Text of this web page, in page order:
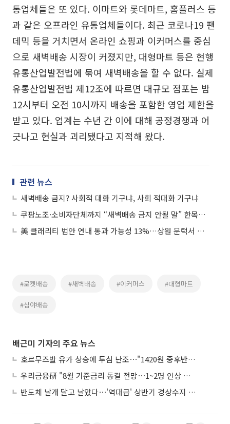
통업체들은 또 있다. 이마트와 롯데마트, 홈플러스 등
과 같은 오프라인 유통업체들이다. 최근 코로나19 팬
데믹 등을 거치면서 온라인 쇼핑과 이커머스를 중심
으로 새벽배송 시장이 커졌지만, 대형마트 등은 현행
유통산업발전법에 묶여 새벽배송을 할 수 없다. 실제
유통산업발전법 제12조에 따르면 대규모 점포는 밤
12시부터 오전 10시까지 배송을 포함한 영업 제한을
받고 있다. 업계는 수년 간 이에 대해 공정경쟁과 어
긋나고 현실과 괴리됐다고 지적해 왔다.
관련 뉴스
새벽배송 금지? 사회적 대화 기구냐, 사회 적대화 기구냐
쿠팡노조·소비자단체까지 “새벽배송 금지 안될 말” 한목소리
美 클래리티 법안 연내 통과 가능성 13%…상원 문턱서 제동
#로켓배송 #새벽배송 #이커머스 #대형마트
#심야배송
배근미 기자의 주요 뉴스
호르무즈발 유가 상승에 투심 난조⋯"1420원 중후반 등락"
우리금융硏 "8월 기준금리 동결 전망⋯1~2명 인상 소수의견 낼 것"
반도체 날개 달고 날았다⋯'역대급' 상반기 경상수지 흑자 2000억달러 육박